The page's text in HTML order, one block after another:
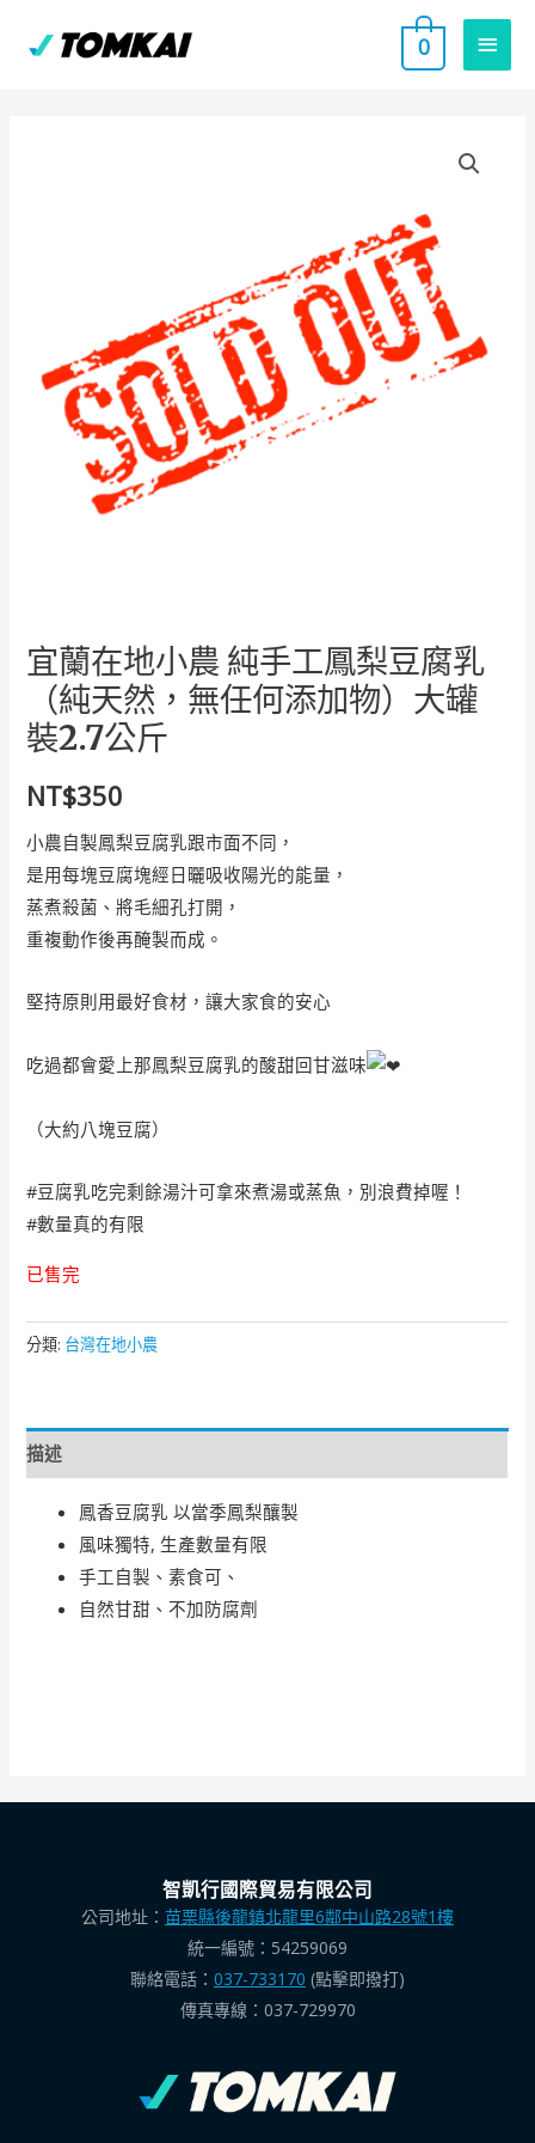
主
要
單
0
宜蘭在地小農 純手工鳳梨豆腐乳
（純天然，無任何添加物）大罐
裝2.7公斤
NT$350
小農自製鳳梨豆腐乳跟市面不同，
是用每塊豆腐塊經日曬吸收陽光的能量，
蒸煮殺菌、將毛細孔打開，
重複動作後再醃製而成。
堅持原則用最好食材，讓大家食的安心
吃過都會愛上那鳳梨豆腐乳的酸甜回甘滋味
（大約八塊豆腐）
#豆腐乳吃完剩餘湯汁可拿來煮湯或蒸魚，別浪費掉喔！
#數量真的有限
已售完
分類: 台灣在地小農
描述
鳳香豆腐乳 以當季鳳梨釀製
風味獨特, 生產數量有限
手工自製、素食可、
自然甘甜、不加防腐劑
智凱行國際貿易有限公司
公司地址： 苗栗縣後龍鎮北龍里6鄰中山路28號1樓
統一編號：54259069
聯絡電話： 037-733170 (點擊即撥打)
傳真專線：037-729970